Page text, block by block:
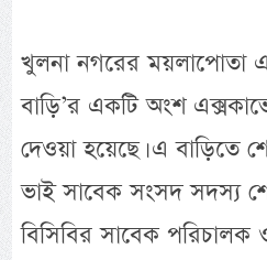
খুলনা নগরের ময়লাপোতা
বাড়ি’র একটি অংশ
দেওয়া হয়েছে। এ বাড়িতে
ভাই সাবেক সংসদ সদস্য
বিসিবির সাবেক পরিচালক